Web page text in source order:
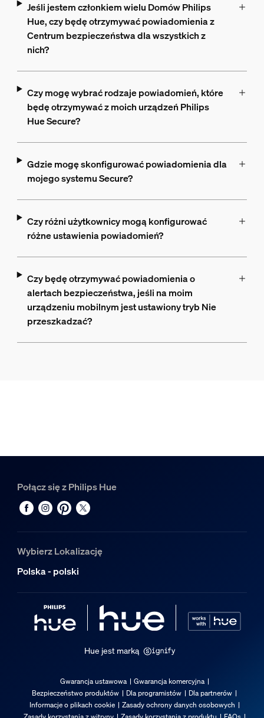
Jeśli jestem członkiem wielu Domów Philips
Hue, czy będę otrzymywać powiadomienia z
Centrum bezpieczeństwa dla wszystkich z
nich?
Czy mogę wybrać rodzaje powiadomień, które
będę otrzymywać z moich urządzeń Philips
Hue Secure?
Gdzie mogę skonfigurować powiadomienia dla
mojego systemu Secure?
Czy różni użytkownicy mogą konfigurować
różne ustawienia powiadomień?
Czy będę otrzymywać powiadomienia o
alertach bezpieczeństwa, jeśli na moim
urządzeniu mobilnym jest ustawiony tryb Nie
przeszkadzać?
Połącz się z Philips Hue
Wybierz Lokalizację
Polska - polski
Hue jest marką
Gwarancja ustawowa
Gwarancja komercyjna
Bezpieczeństwo produktów
Dla programistów
Dla partnerów
Informacje o plikach cookie
Zasady ochrony danych osobowych